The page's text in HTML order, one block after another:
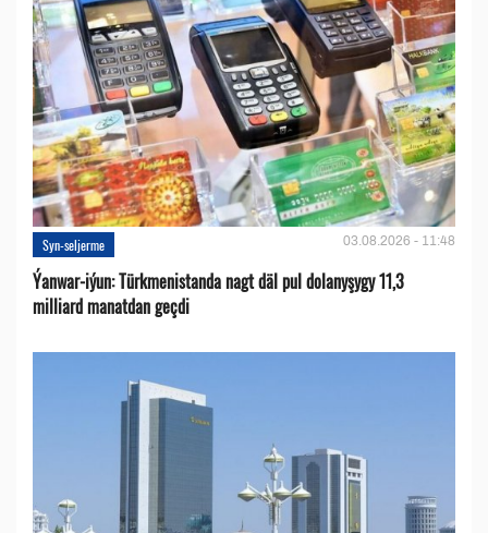
Syn-seljerme 03.08.2026 - 11:48
Ýanwar-iýun: Türkmenistanda nagt däl pul dolanyşygy 11,3
milliard manatdan geçdi